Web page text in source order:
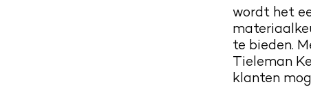
wordt het
te bieden.
Tieleman
klanten